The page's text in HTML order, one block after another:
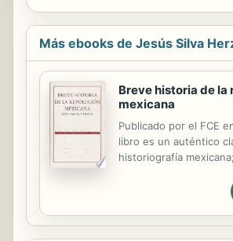
Más ebooks de Jesús Silva
Breve historia de la
mexicana
Publicado por el FCE
libro es un auténtico
historiografía
de la Revolución, y su
perspectiva
abandonaba la
político-militar para